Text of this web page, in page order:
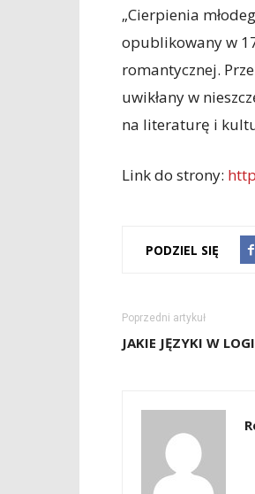
„Cierpienia
opublikowany w
romantycznej.
uwikłany w
na literaturę i
Link do strony:
PODZIEL SIĘ
Poprzedni artykuł
JAKIE JĘZYKI W